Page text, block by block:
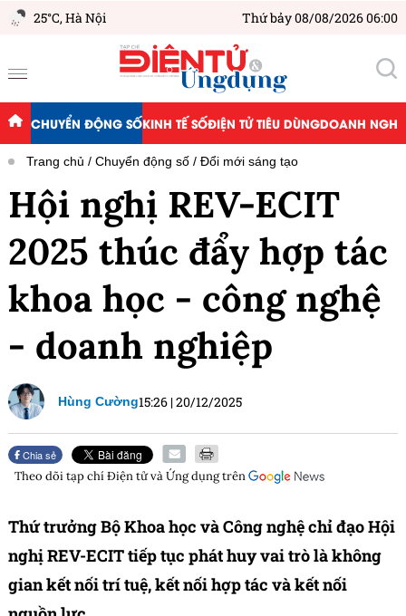
25°C,Hà Nội Thứ bảy 08/08/2026 06:00
CHUYỂN ĐỘNG SỐKINH TẾ SỐĐIỆN TỬ TIÊU DÙNGDOANH
Trang chủ Chuyển động số Đổi mới sáng tạo
Hội nghị REV-ECIT
2025 thúc đẩy hợp tác
khoa học - công nghệ
- doanh nghiệp
Hùng Cường15:26 |20/12/2025
Chia sẻ
Theo dõi tạp chíĐiện tử và Ứng dụngtrên
Thứ trưởng Bộ Khoa học và Công nghệ chỉ đạo Hội
nghị REV-ECIT tiếp tục phát huy vai trò là không
gian kết nối trí tuệ, kết nối hợp tác và kết nối